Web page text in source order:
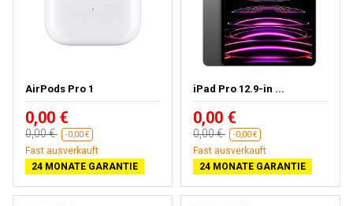
AirPods Pro 1
0,00 €
0,00 € -0,00 €
Fast ausverkauft
24 MONATE GARANTIE
iPad Pro 12.9-in ...
0,00 €
0,00 € -0,00 €
Fast ausverkauft
24 MONATE GARANTIE